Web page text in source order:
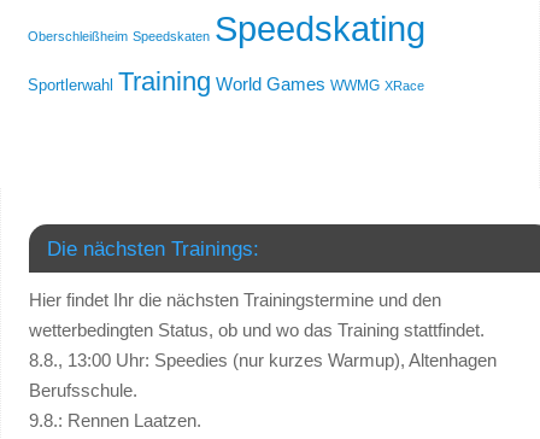
Oberschleißheim Speedskaten Speedskating
Sportlerwahl Training World Games WWMG XRace
Die nächsten Trainings:
Hier findet Ihr die nächsten Trainingstermine und den
wetterbedingten Status, ob und wo das Training stattfindet.
8.8., 13:00 Uhr: Speedies (nur kurzes Warmup), Altenhagen
Berufsschule.
9.8.: Rennen Laatzen.